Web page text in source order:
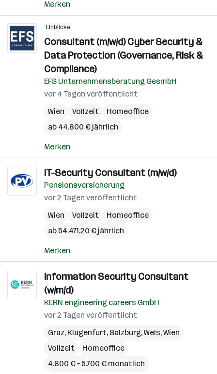
Merken
Einblicke
Consultant (m/w/d) Cyber Security &
Data Protection (Governance, Risk &
Compliance)
EFS Unternehmensberatung GesmbH
vor 4 Tagen veröffentlicht
Wien
Vollzeit
Homeoffice
ab 44.800 € jährlich
Merken
IT-Security Consultant (m/w/d)
Pensionsversicherung
vor 2 Tagen veröffentlicht
Wien
Vollzeit
Homeoffice
ab 54.471,20 € jährlich
Merken
Information Security Consultant
(w/m/d)
KERN engineering careers GmbH
vor 2 Tagen veröffentlicht
Graz, Klagenfurt, Salzburg,Wels,Wien
Vollzeit
Homeoffice
4.800 € – 5.700 € monatlich